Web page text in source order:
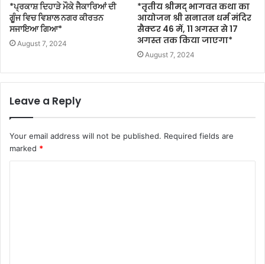
*ਪ੍ਰਕਾਸ਼ ਦਿਹਾੜੇ ਮੌਕੇ ਜੈਕਾਰਿਆਂ ਦੀ
ਗੂੰਜ ਵਿਚ ਵਿਸ਼ਾਲ ਨਗਰ ਕੀਰਤਨ
ਸਜਾਇਆ ਗਿਆ*
August 7, 2024
*तृतीय श्रीमद् भागवत कथा का
आयोजन श्री सनातन धर्म मंदिर
सैक्टर 46 में, 11 अगस्त से 17
अगस्त तक किया जाएगा*
August 7, 2024
Leave a Reply
Your email address will not be published. Required fields are
marked *